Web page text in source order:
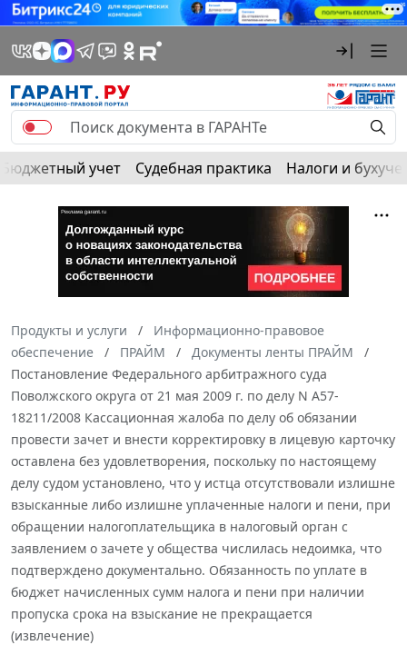
Бюджетный учет Судебная практика Налоги и
Продукты и услуги
Информационно-правовое
обеспечение
ПРАЙМ
Документы ленты ПРАЙМ
Постановление Федерального арбитражного суда
Поволжского округа от 21 мая 2009 г. по делу N А57-
18211/2008 Кассационная жалоба по делу об обязании
провести зачет и внести корректировку в лицевую карточку
оставлена без удовлетворения, поскольку по настоящему
делу судом установлено, что у истца отсутствовали излишне
взысканные либо излишне уплаченные налоги и пени, при
обращении налогоплательщика в налоговый орган с
заявлением о зачете у общества числилась недоимка, что
подтверждено документально. Обязанность по уплате в
бюджет начисленных сумм налога и пени при наличии
пропуска срока на взыскание не прекращается
(извлечение)